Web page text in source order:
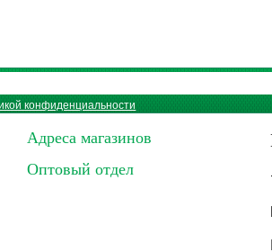
конфиденциальности
Адреса магазинов
Оптовый отдел